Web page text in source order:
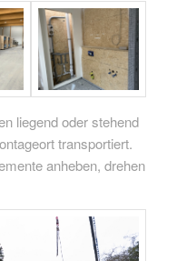
liegend oder stehend
transportiert.
anheben, drehen